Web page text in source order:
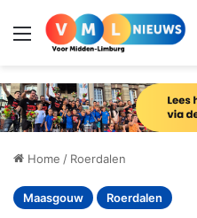
Menu
Home / Roerdalen
Maasgouw Roerdalen